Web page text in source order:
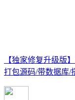
【独家修复升级版
打包源码/带数据库/